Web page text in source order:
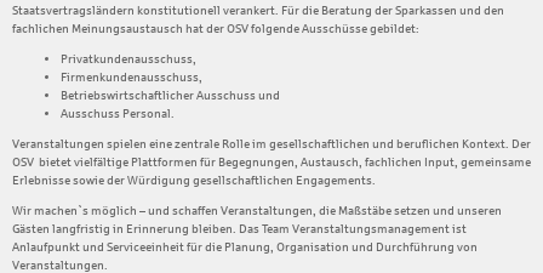
Staatsvertragsländern konstitutionell verankert. Für die Beratung der Sparkassen und den
fachlichen Meinungsaustausch hat der OSV folgende Ausschüsse gebildet:
Privatkundenausschuss,
Firmenkundenausschuss,
Betriebswirtschaftlicher Ausschuss und
Ausschuss Personal.
Veranstaltungen spielen eine zentrale Rolle im gesellschaftlichen und beruflichen Kontext. Der
OSV bietet vielfältige Plattformen für Begegnungen, Austausch, fachlichen Input, gemeinsame
Erlebnisse sowie der Würdigung gesellschaftlichen Engagements.
Wir machen`s möglich – und schaffen Veranstaltungen, die Maßstäbe setzen und unseren
Gästen langfristig in Erinnerung bleiben. Das Team Veranstaltungsmanagement ist
Anlaufpunkt und Serviceeinheit für die Planung, Organisation und Durchführung von
Veranstaltungen.